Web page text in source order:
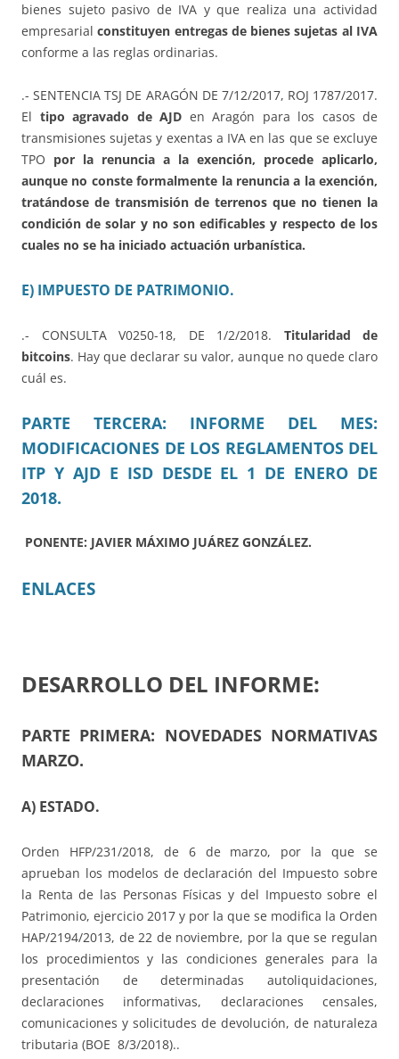
bienes sujeto pasivo de IVA y que realiza una actividad
empresarialconstituyen entregas de bienes sujetas al IVA
conforme a las reglas ordinarias.
.- SENTENCIA TSJ DE ARAGÓN DE 7/12/2017, ROJ 1787/2017.
El tipo agravado de AJD en Aragón para los casos de
transmisiones sujetas y exentas a IVA en las que se excluye
TPO por la renuncia a la exención, procede aplicarlo,
aunque no conste formalmente la renuncia a la exención,
tratándose de transmisión de terrenos que no tienen la
condición de solar y no son edificables y respecto de los
cuales no se ha iniciado actuación urbanística.
E) IMPUESTO DE PATRIMONIO.
.- CONSULTA V0250-18, DE 1/2/2018. Titularidad de
bitcoins. Hay que declarar su valor, aunque no quede claro
cuál es.
PARTE TERCERA: INFORME DEL MES:
MODIFICACIONES DE LOS REGLAMENTOS DEL
ITP Y AJD E ISD DESDE EL 1 DE ENERO DE
2018.
PONENTE: JAVIER MÁXIMO JUÁREZ GONZÁLEZ.
ENLACES
DESARROLLO DEL INFORME:
PARTE PRIMERA: NOVEDADES NORMATIVAS
MARZO.
A) ESTADO.
Orden HFP/231/2018, de 6 de marzo, por la que se
aprueban los modelos de declaración del Impuesto sobre
la Renta de las Personas Físicas y del Impuesto sobre el
Patrimonio, ejercicio 2017 y por la que se modifica la Orden
HAP/2194/2013, de 22 de noviembre, por la que se regulan
los procedimientos y las condiciones generales para la
presentación de determinadas autoliquidaciones,
declaraciones informativas, declaraciones censales,
comunicaciones y solicitudes de devolución, de naturaleza
tributaria (BOE 8/3/2018)..